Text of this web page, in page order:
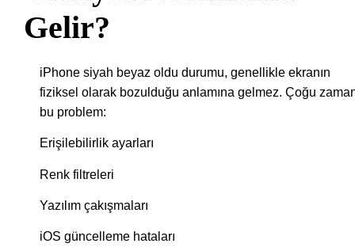
Gelir?
iPhone siyah beyaz oldu durumu, genellikle ekranın
fiziksel olarak bozulduğu anlamına gelmez. Çoğu
bu problem:
Erişilebilirlik ayarları
Renk filtreleri
Yazılım çakışmaları
iOS güncelleme hataları